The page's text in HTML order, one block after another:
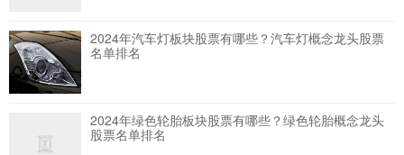
2024年汽车灯板块股票有哪些？汽车灯概念龙头股票
名单排名
2024年绿色轮胎板块股票有哪些？绿色轮胎概念龙头
股票名单排名